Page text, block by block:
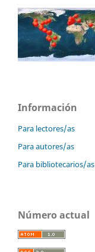
Información
Para lectores/as
Para autores/as
Para bibliotecarios/as
Número actual